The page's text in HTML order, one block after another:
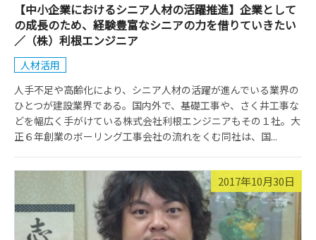
【中小企業におけるシニア人材の活躍推進】企業として
の成長のため、経験豊富なシニアの力を借りていきたい
／（株）利根エンジニア
人材活用
人手不足や高齢化により、シニア人材の活躍が進んでいる業界の
ひとつが建設業界である。国内外で、基礎工事や、さく井工事な
どを幅広く手がけている株式会社利根エンジニアもその１社。大
正６年創業のボーリング工事会社の流れをくむ同社は、国...
2017年10月30日